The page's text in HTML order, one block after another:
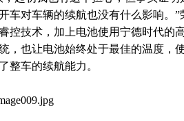
车对车辆的续航也没有什么影响。”
控技术，加上电池使用宁德时代的
，也让电池始终处于最佳的温度，
整车的续航能力。